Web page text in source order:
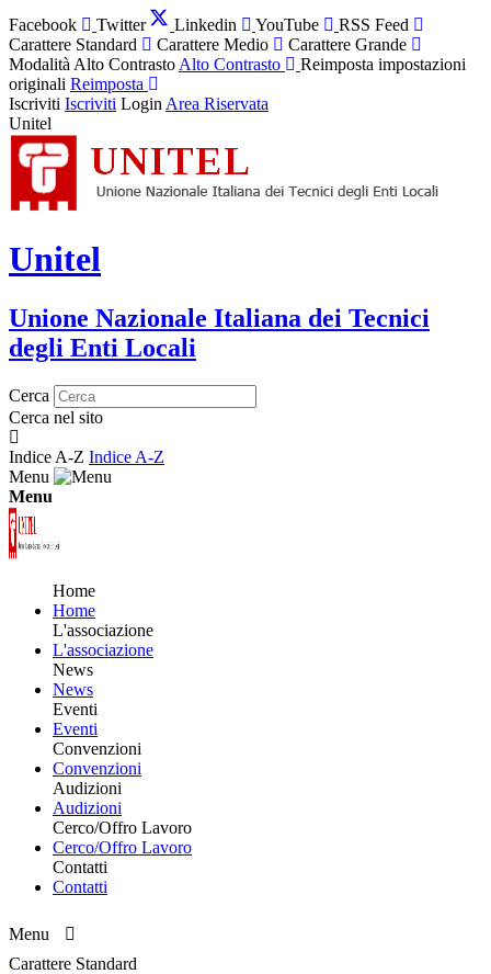
Facebook Twitter Linkedin YouTube
RSS Feed
Carattere Standard
Carattere Medio
Carattere Grande
Modalità Alto Contrasto Alto Contrasto
Reimposta impostazioni
originali Reimposta
Iscriviti Iscriviti Login Area Riservata
Unitel
Unitel
Unione Nazionale Italiana dei Tecnici
degli Enti Locali
Cerca
Cerca nel sito
Indice A-Z Indice A-Z
Menu
Menu
Home
Home
L'associazione
L'associazione
News
News
Eventi
Eventi
Convenzioni
Convenzioni
Audizioni
Audizioni
Cerco/Offro Lavoro
Cerco/Offro Lavoro
Contatti
Contatti
Menu
Carattere Standard